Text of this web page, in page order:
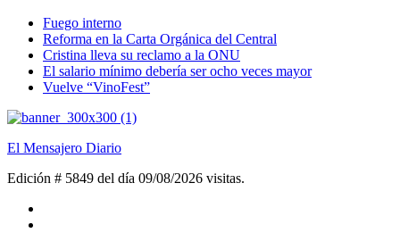
Fuego interno
Reforma en la Carta Orgánica del Central
Cristina lleva su reclamo a la ONU
El salario mínimo debería ser ocho veces mayor
Vuelve “VinoFest”
El Mensajero Diario
Edición # 5849 del día 09/08/2026 visitas.